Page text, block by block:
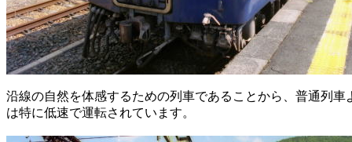
沿線の自然を体感するための列車であることから、普通列
は特に低速で運転されています。